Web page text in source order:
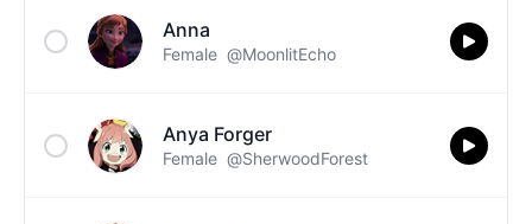
Anna
Female @MoonlitEcho
Anya Forger
Female @SherwoodForest